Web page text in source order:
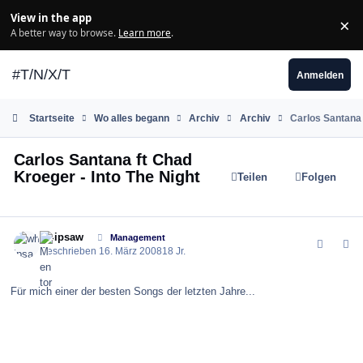
View in the app
A better way to browse. Learn more. ×
#T/N/X/T Anmelden
Startseite Wo alles begann Archiv Archiv Carlos
Carlos Santana ft Chad
Kroeger - Into The Night
Teilen Folgen
whipsaw Management
Geschrieben 16. März 200818 Jr.
Für mich einer der besten Songs der letzten Jahre...